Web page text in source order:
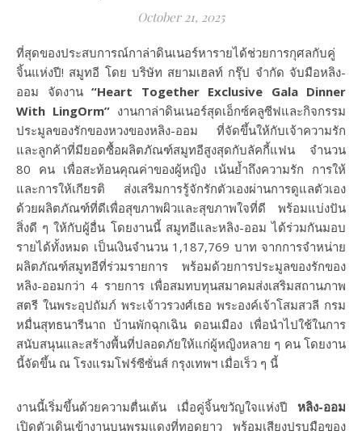
October 21, 2025
ที่สุดของประสบการณ์กาล่าดินเนอร์หารายได้ช่วยการกุศลกับคู่
จิ้นแห่งปี! สมูทอี โดย บริษัท สยามเฮลท์ กรุ๊ป จำกัด จับมือหลิง-
ออม จัดงาน “Heart Together Exclusive Gala Dinner
With LingOrm” งานกาล่าดินเนอร์สุดเอ็กซ์คลูซีฟและกิจกรรม
ประมูลของรักของหวงของหลิง-ออม ที่จัดขึ้นให้กับเจ้าความรัก
และลูกค้าที่มียอดซื้อผลิตภัณฑ์สมูทอีสูงสุดกับลัคกี้แฟน จำนวน
80 คน เพื่อสะท้อนคุณค่าของผู้หญิง เน้นย้ำถึงความรัก การให้
และการให้เกียรติ ส่งเสริมการรู้จักรักตัวเองผ่านการดูแลตัวเอง
ด้วยผลิตภัณฑ์ที่ดีเพื่อสุขภาพผิวและสุขภาพใจที่ดี พร้อมแบ่งปัน
สิ่งดี ๆ ให้กับผู้อื่น โดยงานนี้ สมูทอีและหลิง-ออม ได้ร่วมกันมอบ
รายได้ทั้งหมด เป็นเงินจำนวน 1,187,769 บาท จากการจำหน่าย
ผลิตภัณฑ์สมูทอีที่ร่วมรายการ พร้อมด้วยการประมูลของรักของ
หลิง-ออมกว่า 4 รายการ เพื่อสมทบทุนสมาคมส่งเสริมสถานภาพ
สตรี ในพระอุปถัมภ์ พระเจ้าวรวงศ์เธอ พระองค์เจ้าโสมสวลี กรม
หมื่นสุทธนารีนาถ บ้านพักฉุกเฉิน ดอนเมือง เพื่อนำไปใช้ในการ
สนับสนุนและสร้างพื้นที่ปลอดภัยให้แก่ผู้หญิงหลาย ๆ คน โดยงาน
นี้จัดขึ้น ณ โรงแรมโฟร์ซีซั่นส์ กรุงเทพฯ เมื่อเร็ว ๆ นี้
งานนี้เริ่มขึ้นด้วยความตื่นเต้น เมื่อคู่จิ้นขวัญใจแห่งปี หลิง-ออม
เปิดตัวเดินเข้างานบนพรมแดงที่ทอดยาว พร้อมเสียงปรบมือของ